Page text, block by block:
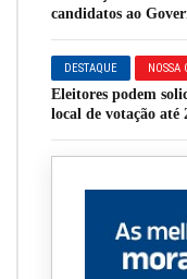
candidatos ao
DESTAQUE NOSSA
Eleitores podem
local de votação até